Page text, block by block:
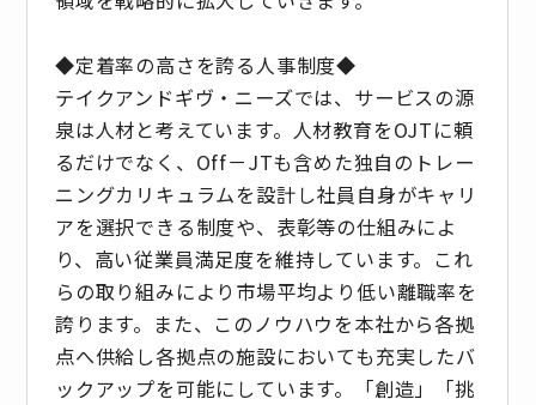
◆定着率の高さを誇る人事制度◆
テイクアンドギヴ・ニーズでは、サービスの源
泉は人材と考えています。人材教育をOJTに頼
るだけでなく、Off－JTも含めた独自のトレー
ニングカリキュラムを設計し社員自身がキャリ
アを選択できる制度や、表彰等の仕組みによ
り、高い従業員満足度を維持しています。これ
らの取り組みにより市場平均より低い離職率を
誇ります。また、このノウハウを本社から各拠
点へ供給し各拠点の施設においても充実したバ
ックアップを可能にしています。「創造」「挑